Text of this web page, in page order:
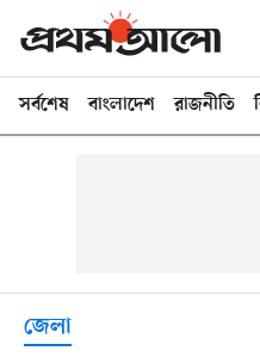
সর্বশেষ বাংলাদেশ রাজনীতি
জেলা